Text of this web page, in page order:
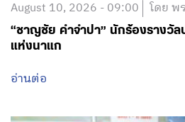
August 10, 2026 - 09:00 โดย พ
“ชาญชัย คำจำปา” นักร้องรางวัล
แห่งนาแก
อ่านต่อ